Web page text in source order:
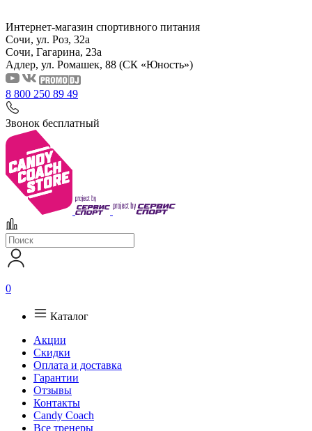
Интернет-магазин спортивного питания
Сочи, ул. Роз, 32а
Сочи, Гагарина, 23а
Адлер, ул. Ромашек, 88 (СК «Юность»)
8 800 250 89 49
Звонок бесплатный
0
Каталог
Акции
Скидки
Оплата и доставка
Гарантии
Отзывы
Контакты
Candy Coach
Все тренеры